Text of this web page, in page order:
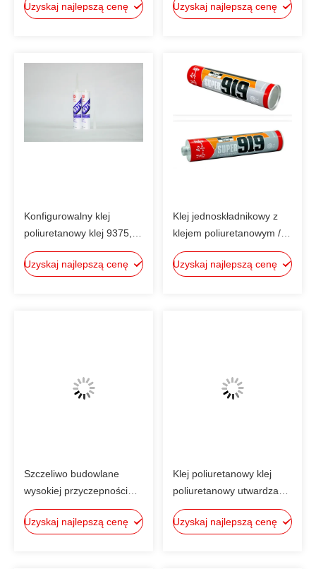
mieszkalnych,
Uzyskaj najlepszą cenę
Uzyskaj najlepszą cenę
Konfigurowalny klej
poliuretanowy klej 9375,
poliuretanowy klej
podłogowy
Uzyskaj najlepszą cenę
Klej jednoskładnikowy z
klejem poliuretanowym /
uszczelniacz spoinowy z
poliuretanu
Uzyskaj najlepszą cenę
Szczeliwo budowlane
wysokiej przyczepności
9167 MS do budynków
mieszkalnych,
Uzyskaj najlepszą cenę
Klej poliuretanowy klej
poliuretanowy utwardzany
w temperaturze pokojowej
Uzyskaj najlepszą cenę